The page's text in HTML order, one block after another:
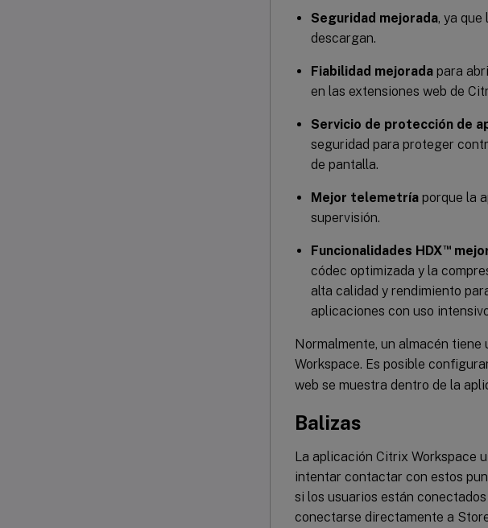
Seguridad mejorada, ya que
descargan.
Fiabilidad mejorada para
en las extensiones web de
Servicio de protección de
seguridad para proteger
de pantalla.
Mejor telemetría porque la
supervisión.
Funcionalidades HDX™
códec optimizada y la
alta calidad y rendimiento
aplicaciones con uso
Normalmente, un almacén
Workspace. Es posible
web se muestra dentro de la
Balizas
La aplicación Citrix Workspace
intentar contactar con estos
si los usuarios están
conectarse directamente a